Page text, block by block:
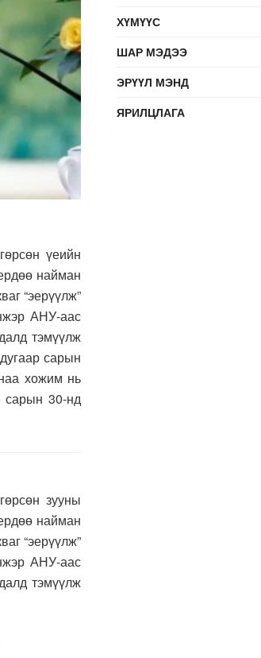
үеийн
найман
“эерүүлж”
АНУ-аас
тэмүүлж
сарын
хожим нь
сарын 30-нд
зууны
найман
“эерүүлж”
АНУ-аас
тэмүүлж
ХҮМҮҮС
ШАР МЭДЭЭ
ЭРҮҮЛ МЭНД
ЯРИЛЦЛАГА